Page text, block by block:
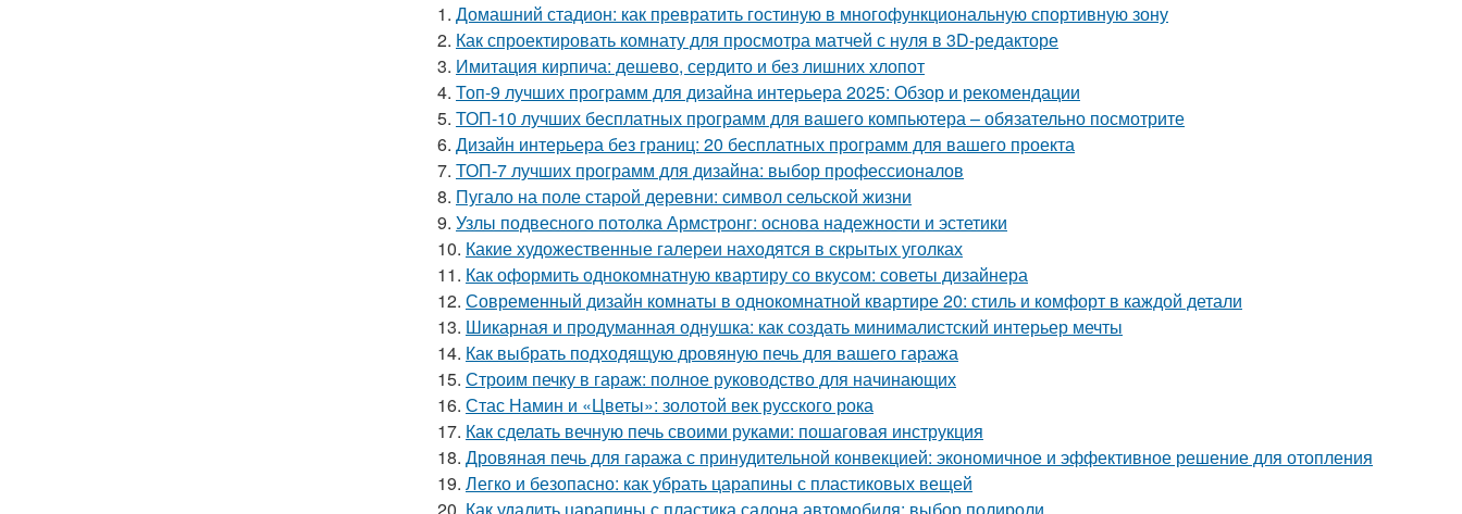
1. Домашний стадион: как превратить гостиную в многофункциональную спортивную зону
2. Как спроектировать комнату для просмотра матчей с нуля в 3D-редакторе
3. Имитация кирпича: дешево, сердито и без лишних хлопот
4. Топ-9 лучших программ для дизайна интерьера 2025: Обзор и рекомендации
5. ТОП-10 лучших бесплатных программ для вашего компьютера – обязательно посмотрите
6. Дизайн интерьера без границ: 20 бесплатных программ для вашего проекта
7. ТОП-7 лучших программ для дизайна: выбор профессионалов
8. Пугало на поле старой деревни: символ сельской жизни
9. Узлы подвесного потолка Армстронг: основа надежности и эстетики
10. Какие художественные галереи находятся в скрытых уголках
11. Как оформить однокомнатную квартиру со вкусом: советы дизайнера
12. Современный дизайн комнаты в однокомнатной квартире 20: стиль и комфорт в каждой детали
13. Шикарная и продуманная однушка: как создать минималистский интерьер мечты
14. Как выбрать подходящую дровяную печь для вашего гаража
15. Строим печку в гараж: полное руководство для начинающих
16. Стас Намин и «Цветы»: золотой век русского рока
17. Как сделать вечную печь своими руками: пошаговая инструкция
18. Дровяная печь для гаража с принудительной конвекцией: экономичное и эффективное решение для отопления
19. Легко и безопасно: как убрать царапины с пластиковых вещей